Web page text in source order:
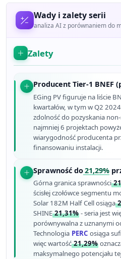
Wady i zalety serii
analiza AI z porównaniem do
Zalety
Producent Tier-1 BNEF
EGing PV figuruje na liście
kwartałów, w tym w Q2
zdolność do pozyskania
najmniej 6 projektach
wiarygodność producenta
finansowaniu instalacji.
Sprawność do21,29%
Górna granica sprawności
ścisłej czołówce segmentu
Solar 182M Half Cell osiąga
SHINE21,31% - seria jest
porównywalna z uznanymi
Technologia PERC osiąga
więc wartość21,29%
maksymalnego potencjału